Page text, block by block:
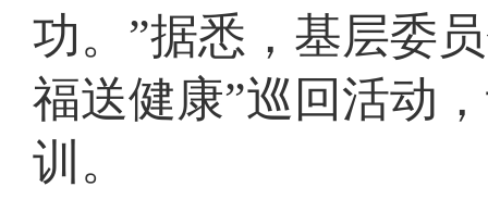
功。”据悉，基层委
福送健康”巡回活动
训。